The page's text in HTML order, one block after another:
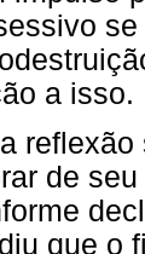
a isso.
de
que o